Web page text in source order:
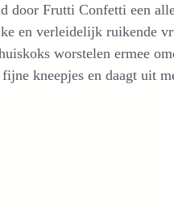
door Frutti Confetti een
en verleidelijk ruikende
worstelen ermee
kneepjes en daagt uit